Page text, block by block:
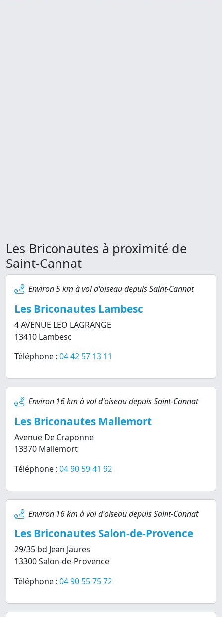
Les Briconautes à proximité de
Saint-Cannat
Environ 5 km à vol d'oiseau depuis Saint-Cannat
Les Briconautes Lambesc
4 AVENUE LEO LAGRANGE
13410 Lambesc
Téléphone : 04 42 57 13 11
Environ 16 km à vol d'oiseau depuis Saint-Cannat
Les Briconautes Mallemort
Avenue De Craponne
13370 Mallemort
Téléphone : 04 90 59 41 92
Environ 16 km à vol d'oiseau depuis Saint-Cannat
Les Briconautes Salon-de-Provence
29/35 bd Jean Jaures
13300 Salon-de-Provence
Téléphone : 04 90 55 75 72